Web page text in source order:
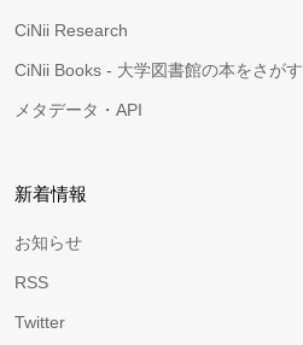
CiNii Research
CiNii Books - 大学図書館の本をさがす
メタデータ・API
新着情報
お知らせ
RSS
Twitter